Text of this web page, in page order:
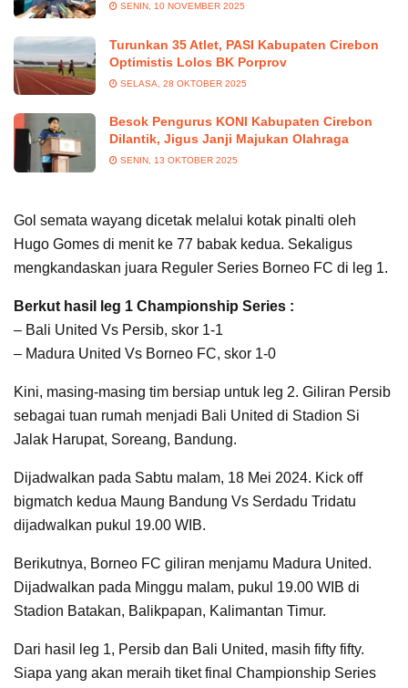
SENIN, 10 NOVEMBER 2025
Turunkan 35 Atlet, PASI Kabupaten Cirebon
Optimistis Lolos BK Porprov
SELASA, 28 OKTOBER 2025
Besok Pengurus KONI Kabupaten Cirebon
Dilantik, Jigus Janji Majukan Olahraga
SENIN, 13 OKTOBER 2025
Gol semata wayang dicetak melalui kotak pinalti oleh
Hugo Gomes di menit ke 77 babak kedua. Sekaligus
mengkandaskan juara Reguler Series Borneo FC di leg 1.
Berkut hasil leg 1 Championship Series :
– Bali United Vs Persib, skor 1-1
– Madura United Vs Borneo FC, skor 1-0
Kini, masing-masing tim bersiap untuk leg 2. Giliran Persib
sebagai tuan rumah menjadi Bali United di Stadion Si
Jalak Harupat, Soreang, Bandung.
Dijadwalkan pada Sabtu malam, 18 Mei 2024. Kick off
bigmatch kedua Maung Bandung Vs Serdadu Tridatu
dijadwalkan pukul 19.00 WIB.
Berikutnya, Borneo FC giliran menjamu Madura United.
Dijadwalkan pada Minggu malam, pukul 19.00 WIB di
Stadion Batakan, Balikpapan, Kalimantan Timur.
Dari hasil leg 1, Persib dan Bali United, masih fifty fifty.
Siapa yang akan meraih tiket final Championship Series